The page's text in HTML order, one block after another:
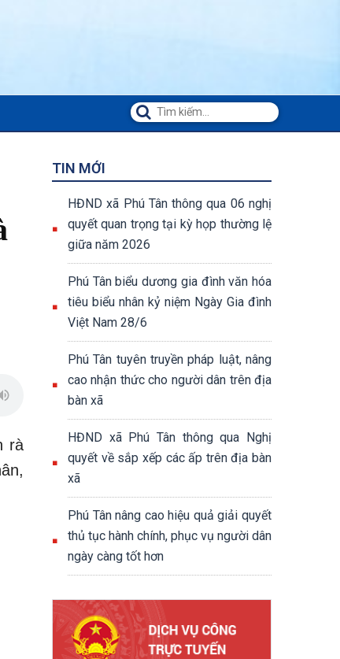
rà
TIN MỚI
HĐND xã Phú Tân thông qua 06 nghị
quyết quan trọng tại kỳ họp thường lệ
giữa năm 2026
Phú Tân biểu dương gia đình văn hóa
tiêu biểu nhân kỷ niệm Ngày Gia đình
Việt Nam 28/6
Phú Tân tuyên truyền pháp luật, nâng
cao nhận thức cho người dân trên địa
bàn xã
HĐND xã Phú Tân thông qua Nghị
quyết về sắp xếp các ấp trên địa bàn
xã
Phú Tân nâng cao hiệu quả giải quyết
thủ tục hành chính, phục vụ người dân
ngày càng tốt hơn